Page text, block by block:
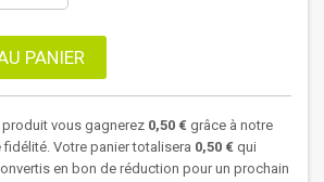
PANIER
produit vous gagnerez 0,50 € grâce à notre
Votre panier totalisera 0,50 € qui
en bon de réduction pour un prochain